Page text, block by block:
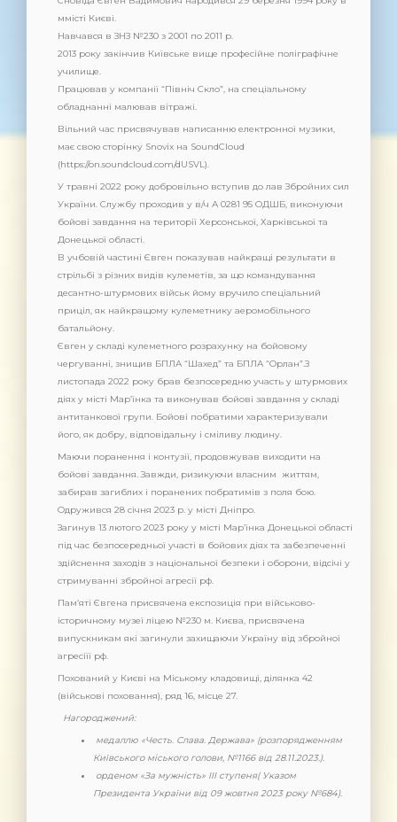
ммісті Києві.
Навчався в ЗНЗ №230 з 2001 по 2011 р.
2013 року закінчив Київське вище професійне поліграфічне
училище.
Працював у компанії “Північ Скло”, на спеціальному
обладнанні малював вітражі.
Вільний час присвячував написанню електронної музики,
має свою сторінку Snovix на SoundCloud
(https://on.soundcloud.com/dUSVL).
У травні 2022 року добровільно вступив до лав Збройних сил
України. Службу проходив у в/ч А 0281 95 ОДШБ, виконуючи
бойові завдання на території Херсонської, Харківської та
Донецької області.
В учбовій частині Євген показував найкращі результати в
стрільбі з різних видів кулеметів, за що командування
десантно-штурмових військ йому вручило спеціальний
приціл, як найкращому кулеметнику аеромобільного
батальйону.
Євген у складі кулеметного розрахунку на бойовому
чергуванні, знищив БПЛА “Шахед” та БПЛА “Орлан”.З
листопада 2022 року брав безпосередню участь у штурмових
діях у місті Мар’їнка та виконував бойові завдання у складі
антитанкової групи. Бойові побратими характеризували
його, як добру, відповідальну і сміливу людину.
Маючи поранення і контузії, продовжував виходити на
бойові завдання. Завжди, ризикуючи власним життям,
забирав загиблих і поранених побратимів з поля бою.
Одружився 28 січня 2023 р. у місті Дніпро.
Загинув 13 лютого 2023 року у місті Мар’їнка Донецької області
під час безпосередньої участі в бойових діях та забезпеченні
здійснення заходів з національної безпеки і оборони, відсічі у
стримуванні збройної агресії рф.
Пам’яті Євгена присвячена експозиція при військово-
історичному музеї ліцею №230 м. Києва, присвячена
випускникам які загинули захищаючи Україну від збройної
агресіїї рф.
Похований у Києві на Міському кладовищі, ділянка 42
(військові поховання), ряд 16, місце 27.
Нагороджений:
медаллю «Честь. Слава. Держава» (розпорядженням
Київського міського голови, №1166 від 28.11.2023.).
орденом «За мужність» III ступеня( Указом
Президента України від 09 жовтня 2023 року №684).